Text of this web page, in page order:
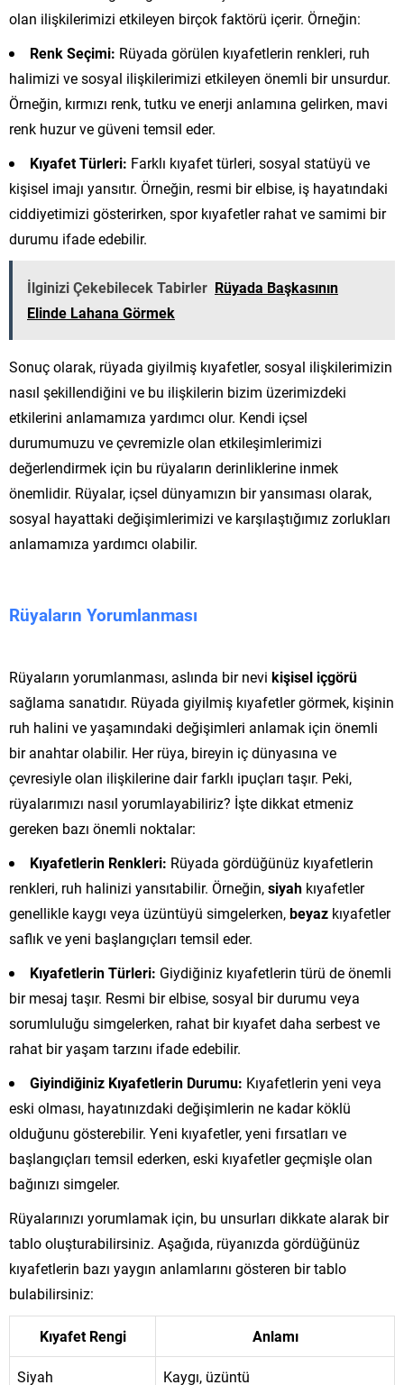
olan ilişkilerimizi etkileyen birçok faktörü içerir. Örneğin:
Renk Seçimi: Rüyada görülen kıyafetlerin renkleri, ruh
halimizi ve sosyal ilişkilerimizi etkileyen önemli bir unsurdur.
Örneğin, kırmızı renk, tutku ve enerji anlamına gelirken, mavi
renk huzur ve güveni temsil eder.
Kıyafet Türleri: Farklı kıyafet türleri, sosyal statüyü ve
kişisel imajı yansıtır. Örneğin, resmi bir elbise, iş hayatındaki
ciddiyetimizi gösterirken, spor kıyafetler rahat ve samimi bir
durumu ifade edebilir.
İlginizi Çekebilecek Tabirler Rüyada Başkasının
Elinde Lahana Görmek
Sonuç olarak, rüyada giyilmiş kıyafetler, sosyal ilişkilerimizin
nasıl şekillendiğini ve bu ilişkilerin bizim üzerimizdeki
etkilerini anlamamıza yardımcı olur. Kendi içsel
durumumuzu ve çevremizle olan etkileşimlerimizi
değerlendirmek için bu rüyaların derinliklerine inmek
önemlidir. Rüyalar, içsel dünyamızın bir yansıması olarak,
sosyal hayattaki değişimlerimizi ve karşılaştığımız zorlukları
anlamamıza yardımcı olabilir.
Rüyaların Yorumlanması
Rüyaların yorumlanması, aslında bir nevi kişisel içgörü
sağlama sanatıdır. Rüyada giyilmiş kıyafetler görmek, kişinin
ruh halini ve yaşamındaki değişimleri anlamak için önemli
bir anahtar olabilir. Her rüya, bireyin iç dünyasına ve
çevresiyle olan ilişkilerine dair farklı ipuçları taşır. Peki,
rüyalarımızı nasıl yorumlayabiliriz? İşte dikkat etmeniz
gereken bazı önemli noktalar:
Kıyafetlerin Renkleri: Rüyada gördüğünüz kıyafetlerin
renkleri, ruh halinizi yansıtabilir. Örneğin,siyah kıyafetler
genellikle kaygı veya üzüntüyü simgelerken,beyaz kıyafetler
saflık ve yeni başlangıçları temsil eder.
Kıyafetlerin Türleri: Giydiğiniz kıyafetlerin türü de önemli
bir mesaj taşır. Resmi bir elbise, sosyal bir durumu veya
sorumluluğu simgelerken, rahat bir kıyafet daha serbest ve
rahat bir yaşam tarzını ifade edebilir.
Giyindiğiniz Kıyafetlerin Durumu: Kıyafetlerin yeni veya
eski olması, hayatınızdaki değişimlerin ne kadar köklü
olduğunu gösterebilir. Yeni kıyafetler, yeni fırsatları ve
başlangıçları temsil ederken, eski kıyafetler geçmişle olan
bağınızı simgeler.
Rüyalarınızı yorumlamak için, bu unsurları dikkate alarak bir
tablo oluşturabilirsiniz. Aşağıda, rüyanızda gördüğünüz
kıyafetlerin bazı yaygın anlamlarını gösteren bir tablo
bulabilirsiniz:
Kıyafet Rengi Anlamı
Siyah Kaygı, üzüntü